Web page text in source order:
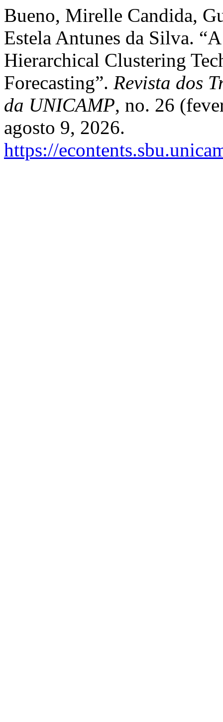
Bueno, Mirelle Candida,
Estela Antunes da Silva.
Hierarchical Clustering
Forecasting”. Revista dos
da UNICAMP, no. 26
agosto 9, 2026.
https://